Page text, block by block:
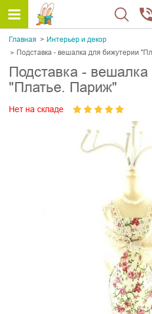
Главная
Интерьер и декор
Подставка - вешалка для бижутерии
Подставка -
"Платье. Париж"
Нет на складе